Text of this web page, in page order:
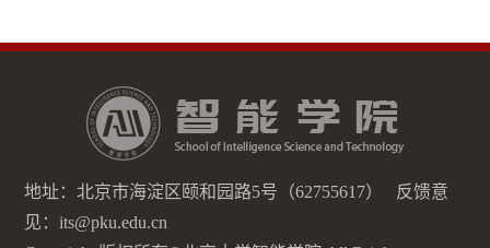
地址：北京市海淀区颐和园路5号（62755617） 反馈意
见：its@pku.edu.cn